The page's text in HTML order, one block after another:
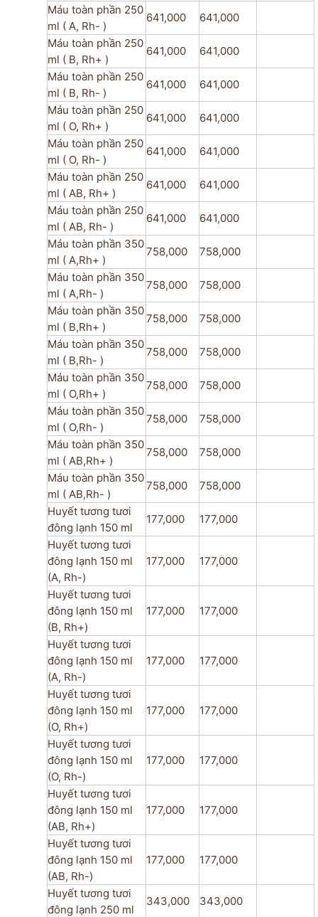
Máu toàn phần 250
ml ( A, Rh- )
641,000
641,000
Máu toàn phần 250
ml ( B, Rh+ )
641,000
641,000
Máu toàn phần 250
ml ( B, Rh- )
641,000
641,000
Máu toàn phần 250
ml ( O, Rh+ )
641,000
641,000
Máu toàn phần 250
ml ( O, Rh- )
641,000
641,000
Máu toàn phần 250
ml ( AB, Rh+ )
641,000
641,000
Máu toàn phần 250
ml ( AB, Rh- )
641,000
641,000
Máu toàn phần 350
ml ( A,Rh+ )
758,000
758,000
Máu toàn phần 350
ml ( A,Rh- )
758,000
758,000
Máu toàn phần 350
ml ( B,Rh+ )
758,000
758,000
Máu toàn phần 350
ml ( B,Rh- )
758,000
758,000
Máu toàn phần 350
ml ( O,Rh+ )
758,000
758,000
Máu toàn phần 350
ml ( O,Rh- )
758,000
758,000
Máu toàn phần 350
ml ( AB,Rh+ )
758,000
758,000
Máu toàn phần 350
ml ( AB,Rh- )
758,000
758,000
Huyết tương tươi
đông lạnh 150 ml
177,000
177,000
Huyết tương tươi
đông lạnh 150 ml
(A, Rh-)
177,000 177,000
Huyết tương tươi
đông lạnh 150 ml
(B, Rh+)
177,000 177,000
Huyết tương tươi
đông lạnh 150 ml
(A, Rh-)
177,000 177,000
Huyết tương tươi
đông lạnh 150 ml
(O, Rh+)
177,000 177,000
Huyết tương tươi
đông lạnh 150 ml
(O, Rh-)
177,000 177,000
Huyết tương tươi
đông lạnh 150 ml
(AB, Rh+)
177,000 177,000
Huyết tương tươi
đông lạnh 150 ml
(AB, Rh-)
177,000 177,000
Huyết tương tươi
đông lạnh 250 ml
343,000
343,000